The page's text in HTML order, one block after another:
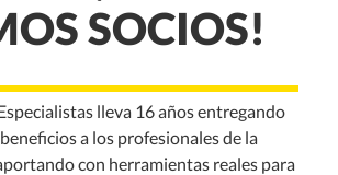
SOCIOS!
lleva 16 años entregando
a los profesionales de la
con herramientas reales para